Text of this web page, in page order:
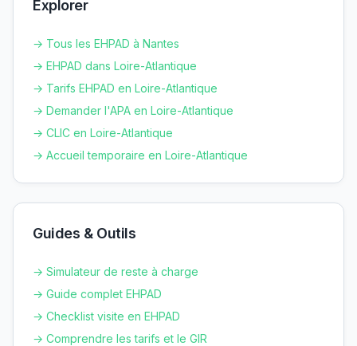
Explorer
→ Tous les EHPAD à Nantes
→ EHPAD dans Loire-Atlantique
→ Tarifs EHPAD en Loire-Atlantique
→ Demander l'APA en Loire-Atlantique
→ CLIC en Loire-Atlantique
→ Accueil temporaire en Loire-Atlantique
Guides & Outils
→ Simulateur de reste à charge
→ Guide complet EHPAD
→ Checklist visite en EHPAD
→ Comprendre les tarifs et le GIR